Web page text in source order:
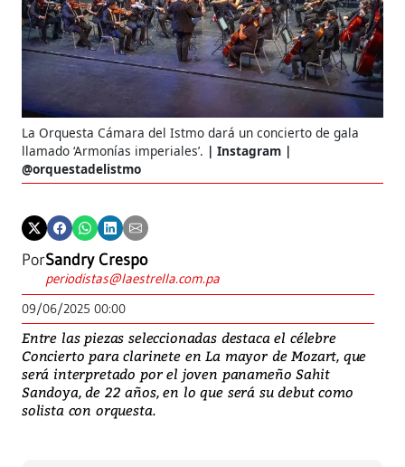
La Orquesta Cámara del Istmo dará un concierto de gala
llamado ‘Armonías imperiales’.
Instagram |
@orquestadelistmo
PorSandry Crespo
periodistas@laestrella.com.pa
09/06/2025 00:00
Entre las piezas seleccionadas destaca el célebre
Concierto para clarinete en La mayor de Mozart, que
será interpretado por el joven panameño Sahit
Sandoya, de 22 años, en lo que será su debut como
solista con orquesta.